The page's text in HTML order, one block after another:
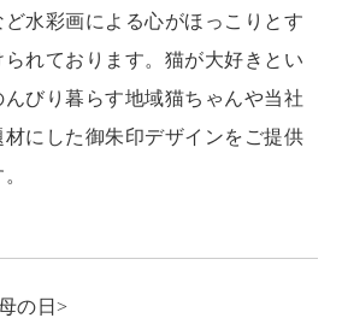
水彩画による心がほっこりとす
れております。猫が大好きとい
びり暮らす地域猫ちゃんや当社
にした御朱印デザインをご提供
の日>